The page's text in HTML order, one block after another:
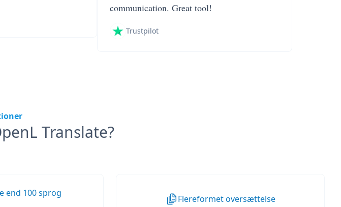
communication. Great tool!
Trustpilot
Translate?
end 100 sprog
Flereformet oversættelse